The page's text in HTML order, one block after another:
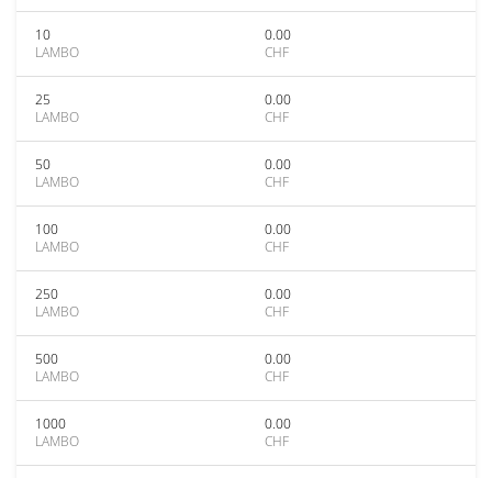
10
LAMBO
0.00
CHF
25
LAMBO
0.00
CHF
50
LAMBO
0.00
CHF
100
LAMBO
0.00
CHF
250
LAMBO
0.00
CHF
500
LAMBO
0.00
CHF
1000
LAMBO
0.00
CHF